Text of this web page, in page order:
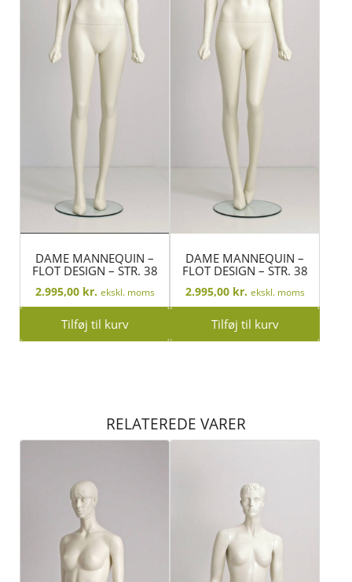
DAME MANNEQUIN –
FLOT DESIGN – STR. 38
2.995,00 kr. ekskl. moms
Tilføj til kurv
DAME MANNEQUIN –
FLOT DESIGN – STR. 38
2.995,00 kr. ekskl. moms
Tilføj til kurv
RELATEREDE VARER